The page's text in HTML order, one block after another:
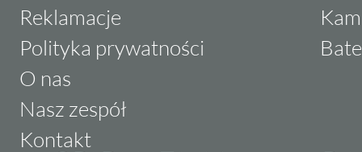
Reklamacje
Polityka prywatności
O nas
Nasz zespół
Kontakt